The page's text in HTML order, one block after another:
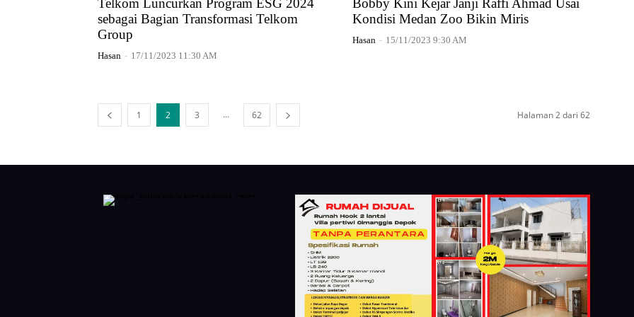
sebagai Bagian Transformasi Telkom
Group
Hasan - 17/11/2023 11:30 AM
Kondisi Medan Zoo Bikin Miris
Hasan - 15/11/2023 9:30 AM
1 2 3 ... 62 Halaman 2 dari 62